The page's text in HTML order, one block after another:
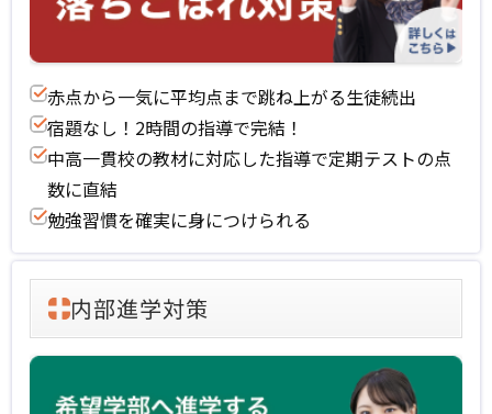
赤点から一気に平均点まで跳ね上がる生徒続出
宿題なし！2時間の指導で完結！
中高一貫校の教材に対応した指導で定期テストの点
数に直結
勉強習慣を確実に身につけられる
内部進学対策